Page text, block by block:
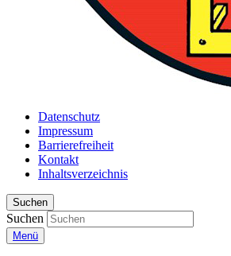
Datenschutz
Impressum
Barrierefreiheit
Kontakt
Inhaltsverzeichnis
Suchen
Suchen
Menü